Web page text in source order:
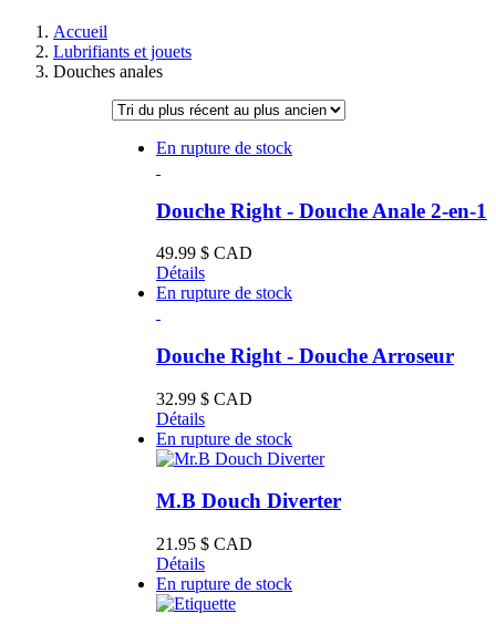
Accueil
Lubrifiants et jouets
Douches anales
En rupture de stock
Douche Right - Douche Anale 2-en-1
49.99 $ CAD
Détails
En rupture de stock
Douche Right - Douche Arroseur
32.99 $ CAD
Détails
En rupture de stock
M.B Douch Diverter
21.95 $ CAD
Détails
En rupture de stock